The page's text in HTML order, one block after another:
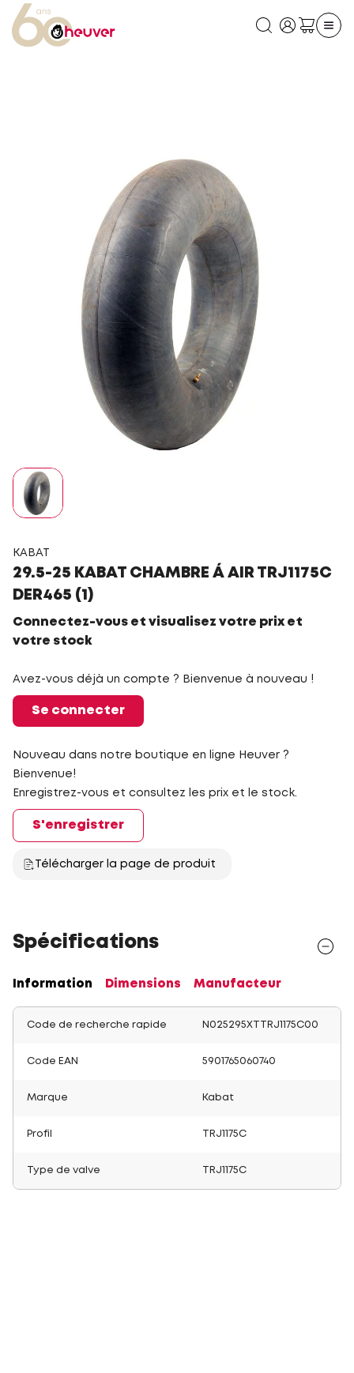
KABAT
29.5-25 KABAT CHAMBRE Á AIR TRJ1175C
DER465 (1)
Connectez-vous et visualisez votre prix et
votre stock
Avez-vous déjà un compte ? Bienvenue à nouveau !
Se connecter
Nouveau dans notre boutique en ligne Heuver ?
Bienvenue!
Enregistrez-vous et consultez les prix et le stock.
S'enregistrer
Télécharger la page de produit
Spécifications
Information Dimensions Manufacteur
Code de recherche rapide N025295XTTRJ1175C00
Code EAN 5901765060740
Marque Kabat
Profil TRJ1175C
Type de valve TRJ1175C